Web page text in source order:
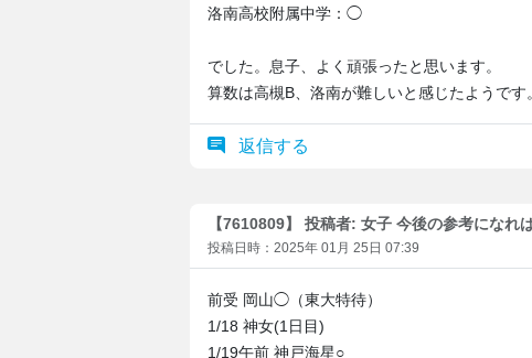
洛南高校附属中学：◯
でした。息子、よく頑張ったと思います。
算数は高槻B、洛南が難しいと感じたようで
返信する
【7610809】 投稿者: 女子 今後の参考になれば
投稿日時：2025年 01月 25日 07:39
前受 岡山◯（東大特待）
1/18 神女(1日目)
1/19午前 神戸海星○